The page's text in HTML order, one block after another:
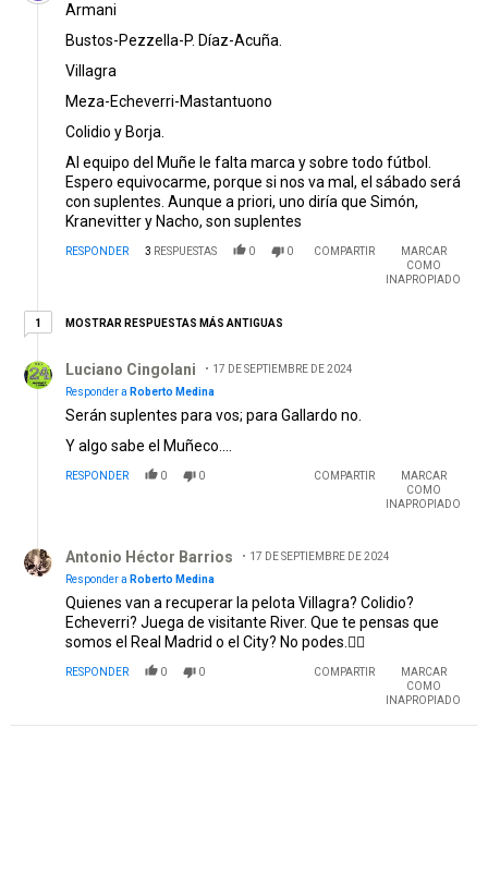
Armani
Bustos-Pezzella-P. Díaz-Acuña.
Villagra
Meza-Echeverri-Mastantuono
Colidio y Borja.
Al equipo del Muñe le falta marca y sobre todo fútbol.
Espero equivocarme, porque si nos va mal, el sábado será
con suplentes. Aunque a priori, uno diría que Simón,
Kranevitter y Nacho, son suplentes
RESPONDER 3 RESPUESTAS 0 0 COMPARTIR
MARCAR
COMO
INAPROPIADO
11 respuesta más antiguas
MOSTRAR RESPUESTAS MÁS ANTIGUAS
Luciano Cingolani
17 DE SEPTIEMBRE DE 2024
Responder a Roberto Medina
Serán suplentes para vos; para Gallardo no.
Y algo sabe el Muñeco....
RESPONDER 0 0 COMPARTIR
MARCAR
COMO
INAPROPIADO
Antonio Héctor Barrios
17 DE SEPTIEMBRE DE 2024
Responder a Roberto Medina
Quienes van a recuperar la pelota Villagra? Colidio?
Echeverri? Juega de visitante River. Que te pensas que
somos el Real Madrid o el City? No podes.🤷‍♂️
RESPONDER 0 0 COMPARTIR
MARCAR
COMO
INAPROPIADO